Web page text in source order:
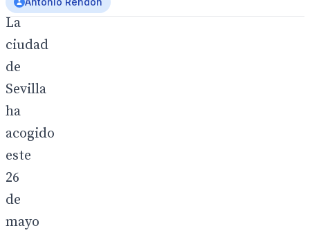
La
ciudad
de
Sevilla
ha
acogido
este
26
de
mayo